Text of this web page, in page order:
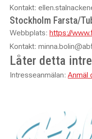
Kontakt:
Stockholm Farsta/
Webbplats: https://
Kontakt:
Låter detta
Intresseanmälan: Anmäl